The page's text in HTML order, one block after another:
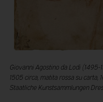
Giovanni Agostino da Lodi (1495-
1505 circa, matita rossa su carta,
Staatliche Kunstsammlungen